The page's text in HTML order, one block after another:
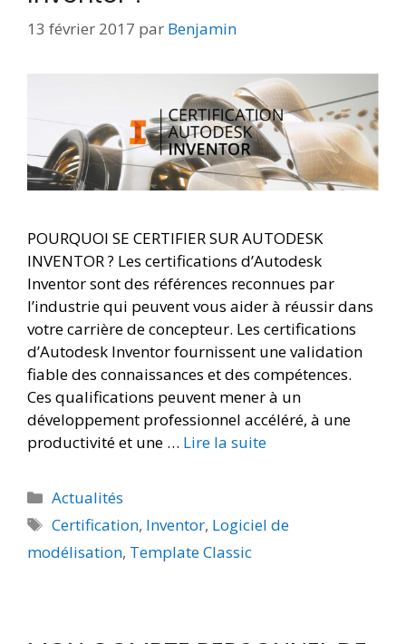
13 février 2017 par Benjamin
POURQUOI SE CERTIFIER SUR AUTODESK
INVENTOR ? Les certifications d’Autodesk
Inventor sont des références reconnues par
l’industrie qui peuvent vous aider à réussir dans
votre carrière de concepteur. Les certifications
d’Autodesk Inventor fournissent une validation
fiable des connaissances et des compétences.
Ces qualifications peuvent mener à un
développement professionnel accéléré, à une
productivité et une … Lire la suite
Actualités
Certification, Inventor, Logiciel de
modélisation, Template Classic